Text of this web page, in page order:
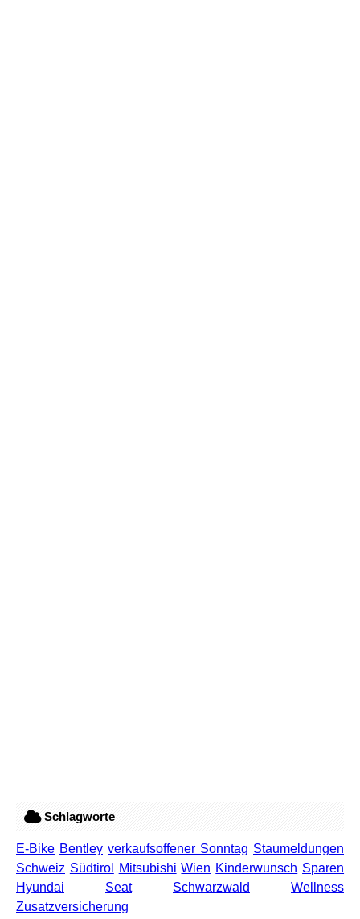
Schlagworte
E-Bike Bentley verkaufsoffener Sonntag Staumeldungen
Schweiz Südtirol Mitsubishi Wien Kinderwunsch Sparen
Hyundai
Seat Schwarzwald
Wellness
Zusatzversicherung